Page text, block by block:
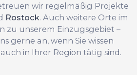
wir regelmäßig Projekte
Rostock. Auch weitere Orte im
zu unserem Einzugsgebiet –
gerne an, wenn Sie wissen
in Ihrer Region tätig sind.